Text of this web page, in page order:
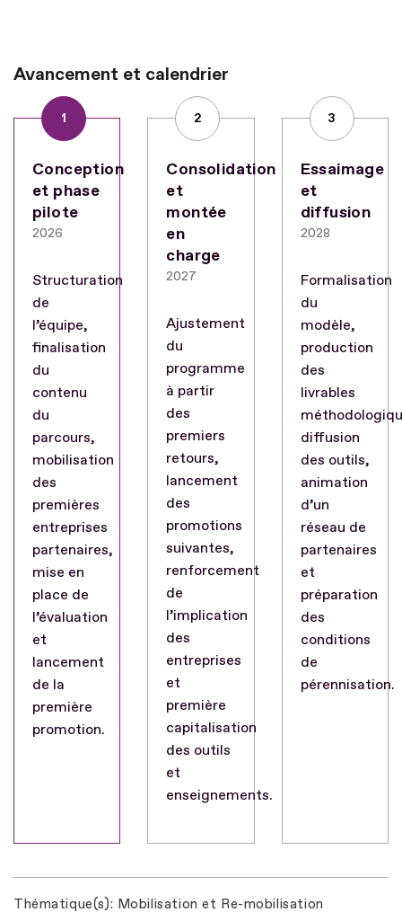
Avancement et calendrier
1
Conception
et phase
pilote
2026
Structuration
de
l’équipe,
finalisation
du
contenu
du
parcours,
mobilisation
des
premières
entreprises
partenaires,
mise en
place de
l’évaluation
et
lancement
de la
première
promotion.
2
Consolidation
et
montée
en
charge
2027
Ajustement
du
programme
à partir
des
premiers
retours,
lancement
des
promotions
suivantes,
renforcement
de
l’implication
des
entreprises
et
première
capitalisation
des outils
et
enseignements.
3
Essaimage
et
diffusion
2028
Formalisation
du
modèle,
production
des
livrables
diffusion
des outils,
animation
d’un
réseau de
partenaires
et
préparation
des
conditions
de
pérennisation.
Thématique(s) Mobilisation et Re-mobilisation